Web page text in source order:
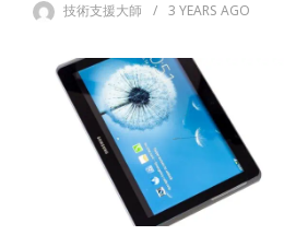
技術支援大師 3 YEARS AGO